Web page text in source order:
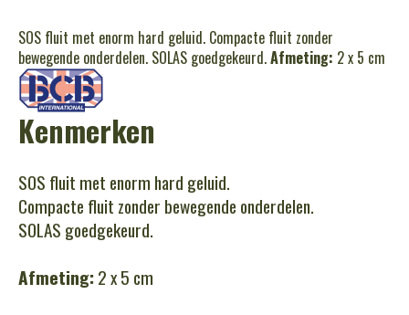
SOS fluit met enorm hard geluid. Compacte fluit zonder
bewegende onderdelen. SOLAS goedgekeurd.Afmeting: 2 x 5 cm
Kenmerken
SOS fluit met enorm hard geluid.
Compacte fluit zonder bewegende onderdelen.
SOLAS goedgekeurd.
Afmeting: 2 x 5 cm